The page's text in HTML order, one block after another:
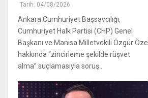
Tarih: 04/08/2026
Ankara Cumhuriyet Başsavcılığı,
Cumhuriyet Halk Partisi (CHP) Genel
Başkanı ve Manisa Milletvekili Özgür Özel
hakkında “zincirleme şekilde rüşvet
alma” suçlamasıyla soruş..